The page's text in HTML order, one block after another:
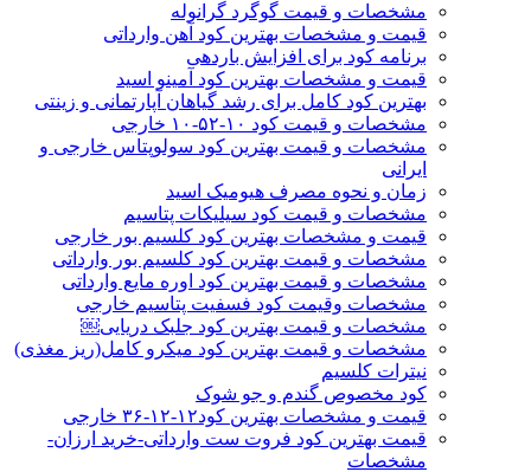
مشخصات و قیمت گوگرد گرانوله
قیمت و مشخصات بهترین کود آهن وارداتی
برنامه کود برای افزایش باردهی
قیمت و مشخصات بهترین کود آمینو اسید
بهترین کود کامل برای رشد گیاهان آپارتمانی و زینتی
مشخصات و قیمت کود ۱۰-۵۲-۱۰ خارجی
مشخصات و قیمت بهترین کود سولوپتاس خارجی و
ایرانی
زمان و نحوه مصرف هیومیک اسید
مشخصات و قیمت کود سیلیکات پتاسیم
قیمت و مشخصات بهترین کود کلسیم بور خارجی
مشخصات و قیمت بهترین کود کلسیم بور وارداتی
مشخصات و قیمت بهترین کود اوره مایع وارداتی
مشخصات وقیمت کود فسفیت پتاسیم خارجی
مشخصات و قیمت بهترین کود جلبک دریایی￼
مشخصات و قیمت بهترین کود میکرو کامل(ریز مغذی)
نیترات کلسیم
کود مخصوص گندم و جو شوک
قیمت و مشخصات بهترین کود۱۲-۱۲-۳۶ خارجی
قیمت بهترین کود فروت ست وارداتی-خرید ارزان-
مشخصات